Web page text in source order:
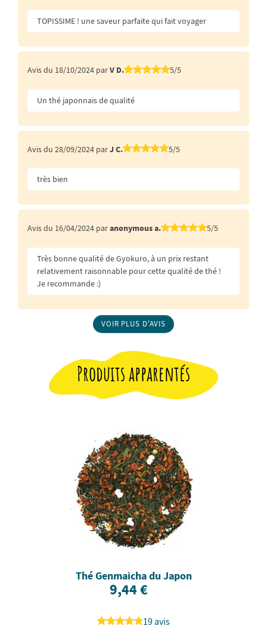
TOPISSIME ! une saveur parfaite qui fait voyager
Avis du 18/10/2024 parV D. 5/5
Un thé japonnais de qualité
Avis du 28/09/2024 parJ C. 5/5
très bien
Avis du 16/04/2024 paranonymous a. 5/5
Très bonne qualité de Gyokuro, à un prix restant
relativement raisonnable pour cette qualité de thé !
Je recommande :)
VOIR PLUS D'AVIS
Produits apparentés
Thé Genmaicha du Japon
9,44 €
19 avis